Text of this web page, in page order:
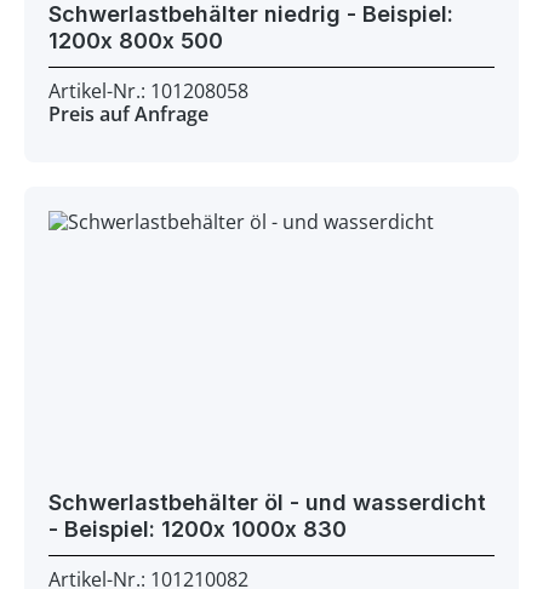
Schwerlastbehälter niedrig - Beispiel:
1200x 800x 500
Artikel-Nr.: 101208058
Preis auf Anfrage
Schwerlastbehälter öl - und wasserdicht
- Beispiel: 1200x 1000x 830
Artikel-Nr.: 101210082